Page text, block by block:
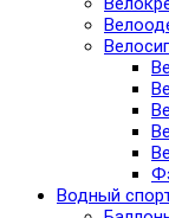
Водный